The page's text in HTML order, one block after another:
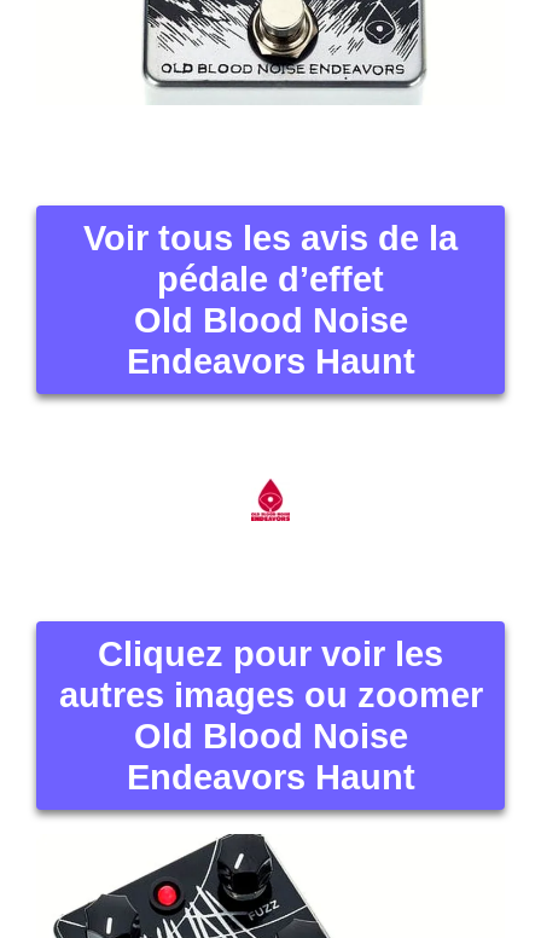
Voir tous les avis de la
pédale d’effet
Old Blood Noise
Endeavors Haunt
Cliquez pour voir les
autres images ou zoomer
Old Blood Noise
Endeavors Haunt